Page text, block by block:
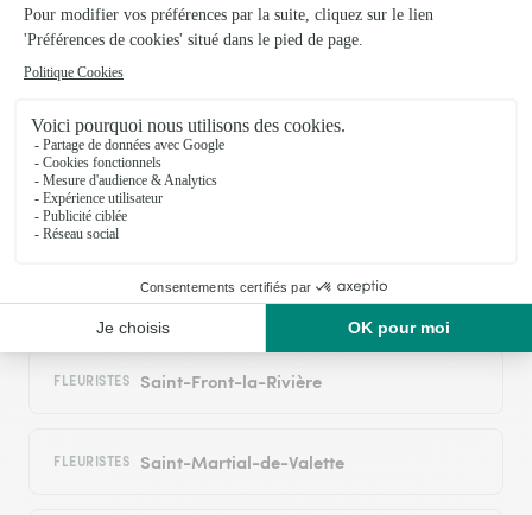
les avis de la marque Interflora sur Trustpilot
Livraison de fleurs à Sceau-Saint-Angel et
autour : les villes proches couvertes par le
réseau Interflora
FLEURISTES Saint-Front-sur-Nizonne
FLEURISTES Saint-Front-la-Rivière
FLEURISTES Saint-Martial-de-Valette